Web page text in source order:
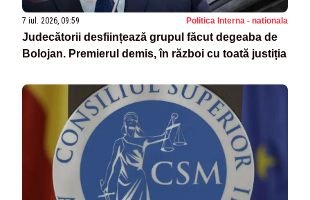
7 iul. 2026, 09:59 Politica Interna - nationala
Judecătorii desființează grupul făcut degeaba de
Bolojan. Premierul demis, în război cu toată justiția